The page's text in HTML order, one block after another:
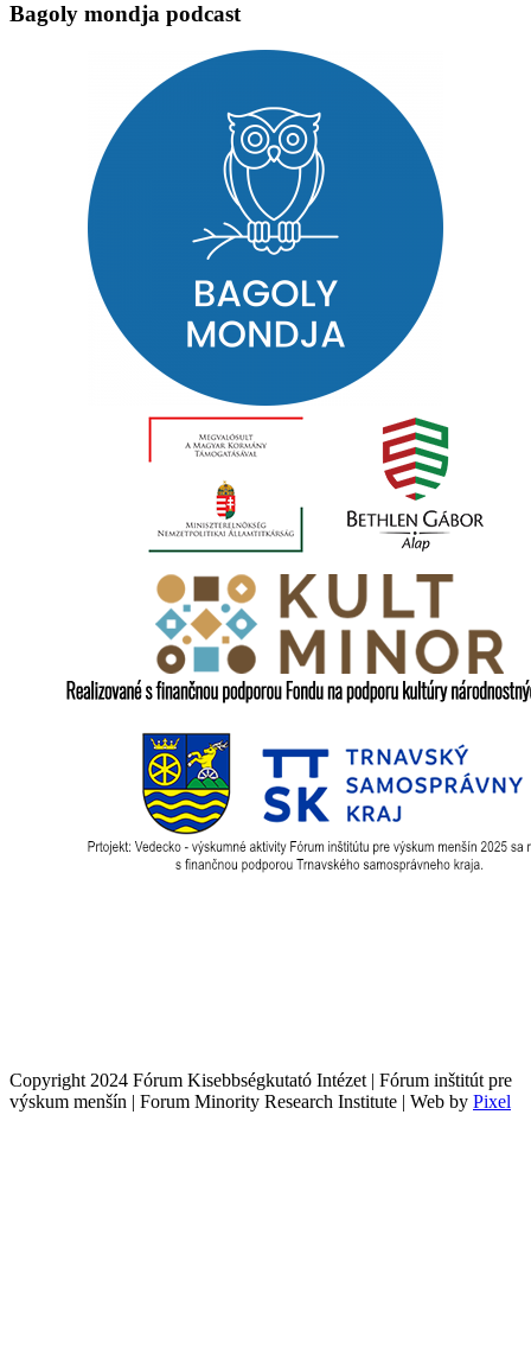
Bagoly mondja podcast
Copyright 2024 Fórum Kisebbségkutató Intézet | Fórum inštitút pre
výskum menšín | Forum Minority Research Institute | Web by Pixel